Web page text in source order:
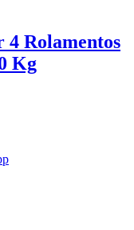
Rolamentos
Kg